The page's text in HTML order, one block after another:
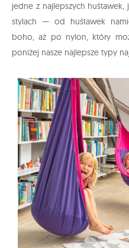
jedne z najlepszych
stylach — od huśtawek
boho, aż po nylon, który
poniżej nasze najlepsze typy